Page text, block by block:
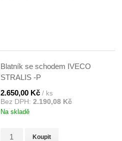
Blatník se schodem IVECO
STRALIS -P
DT,504103308,7.72027
2.650,00 Kč / ks
Bez DPH: 2.190,08 Kč
Na skladě
Koupit